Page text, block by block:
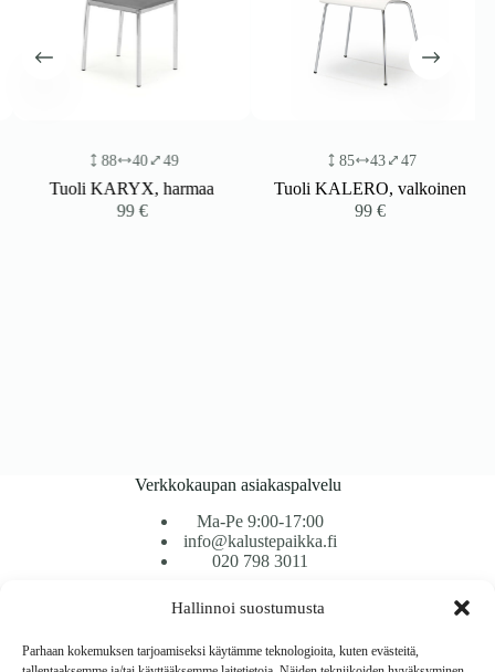
Hallinnoi suostumusta
Parhaan kokemuksen tarjoamiseksi käytämme teknologioita, kuten evästeitä,
88 40 49
Tuoli KARYX, harmaa
99€
85 43 47
Tuoli KALERO, valkoinen
99€
Verkkokaupan asiakaspalvelu
Ma-Pe 9:00-17:00
info@kalustepaikka.fi
020 798 3011
Tavarantoimitus / Maksutavat
Toimitustavat
Maksutavat